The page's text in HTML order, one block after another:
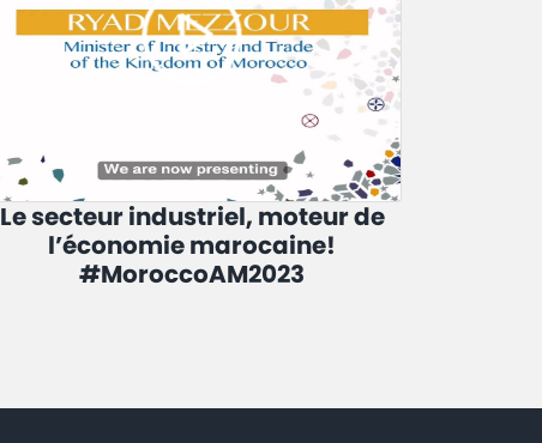
Le secteur industriel, moteur de
l’économie marocaine!
#MoroccoAM2023